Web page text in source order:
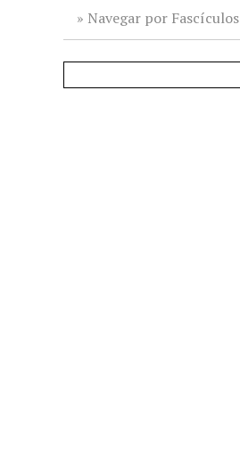
Navegar por Fascículos